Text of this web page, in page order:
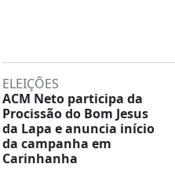
ELEIÇÕES
ACM Neto participa da
Procissão do Bom Jesus
da Lapa e anuncia início
da campanha em
Carinhanha